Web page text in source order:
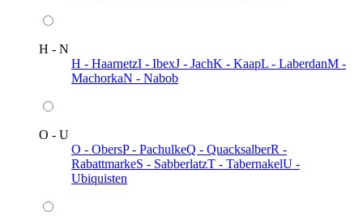
H - N
H - HaarnetzI - IbexJ - JachK - KaapL - LaberdanM -
MachorkaN - Nabob
O - U
O - ObersP - PachulkeQ - QuacksalberR -
RabattmarkeS - SabberlatzT - TabernakelU -
Ubiquisten